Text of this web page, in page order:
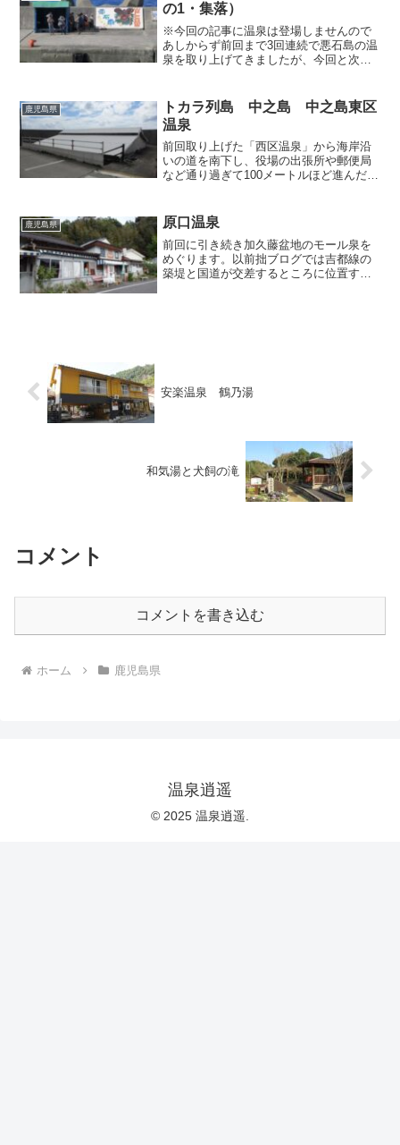
の1・集落）
※今回の記事に温泉は登場しませんので
あしからず前回まで3回連続で悪石島の温
泉を取り上げてきましたが、今回と次回
「としま」で悪石島へ到着。桟橋のコン
クリには、悪石島を象徴す...
鹿児島県
トカラ列島 中之島 中之島東区
温泉
前回取り上げた「西区温泉」から海岸沿
いの道を南下し、役場の出張所や郵便局
など通り過ぎて100メートルほど進んだと
路に埋めこんでいるかのような姿で佇ん
でいます。西区温泉と...
鹿児島県 原口温泉
前回に引き続き加久藤盆地のモール泉を
めぐります。以前拙ブログでは吉都線の
築堤と国道が交差するところに位置する
安楽温泉 鶴乃湯
和気湯と犬飼の滝
コメント
コメントを書き込む
ホーム 鹿児島県
温泉逍遥
© 2025 温泉逍遥.